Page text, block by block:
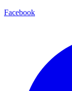
Facebook